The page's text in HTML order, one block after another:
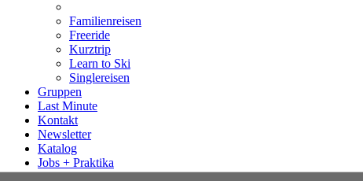
Familienreisen
Freeride
Kurztrip
Learn to Ski
Singlereisen
Gruppen
Last Minute
Kontakt
Newsletter
Katalog
Jobs + Praktika